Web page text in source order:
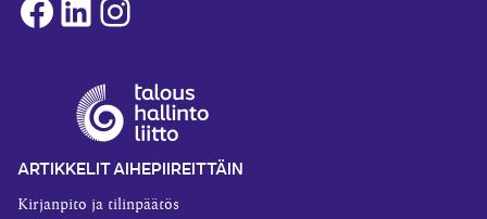
Facebook
LinkedInInstagram
ARTIKKELIT AIHEPIIREITTÄIN
Kirjanpito ja tilinpäätös